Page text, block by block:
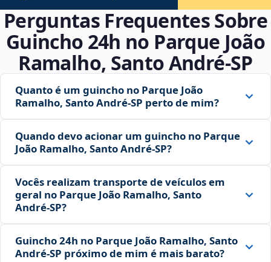
Perguntas Frequentes Sobre
Guincho 24h no Parque João
Ramalho, Santo André‑SP
Quanto é um guincho no Parque João
Ramalho, Santo André‑SP perto de mim?
Quando devo acionar um guincho no Parque
João Ramalho, Santo André‑SP?
Vocês realizam transporte de veículos em
geral no Parque João Ramalho, Santo
André‑SP?
Guincho 24h no Parque João Ramalho, Santo
André‑SP próximo de mim é mais barato?